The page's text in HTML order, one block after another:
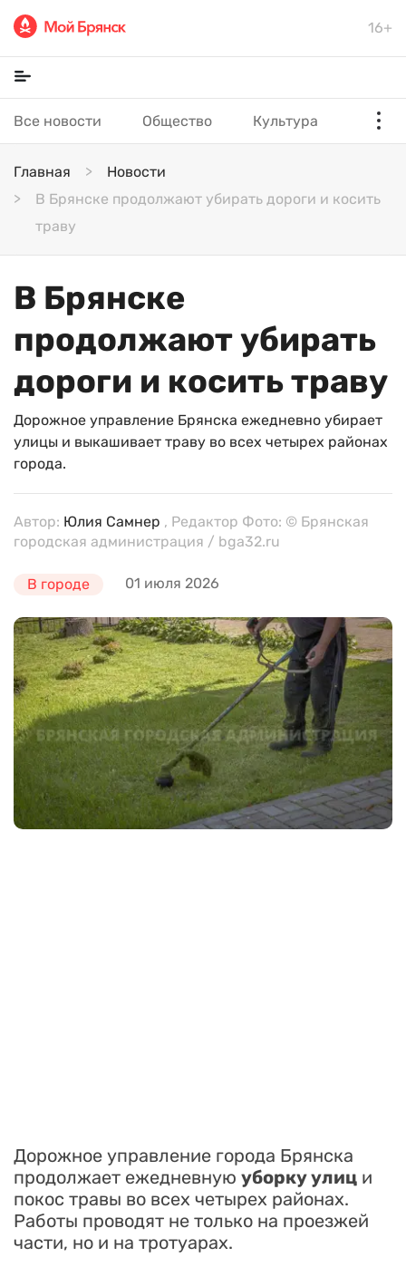
16+
Все новости Общество Культура
Главная
Новости
В Брянске продолжают убирать дороги и косить
траву
В Брянске
продолжают убирать
дороги и косить траву
Дорожное управление Брянска ежедневно убирает
улицы и выкашивает траву во всех четырех районах
города.
Автор: Юлия Самнер , Редактор Фото: © Брянская
городская администрация / bga32.ru
В городе 01 июля 2026
Дорожное управление города Брянска
продолжает ежедневную уборку улиц и
покос травы во всех четырех районах.
Работы проводят не только на проезжей
части, но и на тротуарах.